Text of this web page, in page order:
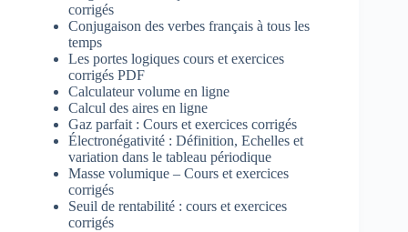
corrigés
Conjugaison des verbes français à tous les
temps
Les portes logiques cours et exercices
corrigés PDF
Calculateur volume en ligne
Calcul des aires en ligne
Gaz parfait : Cours et exercices corrigés
Électronégativité : Définition, Echelles et
variation dans le tableau périodique
Masse volumique – Cours et exercices
corrigés
Seuil de rentabilité : cours et exercices
corrigés